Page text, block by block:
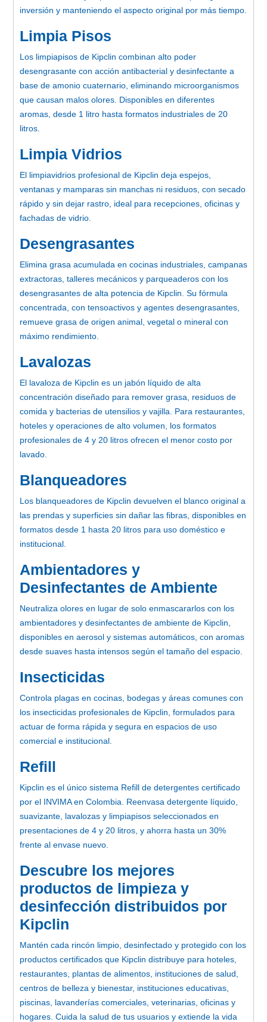
inversión y manteniendo el aspecto original por más tiempo.
Limpia Pisos
Los limpiapisos de Kipclin combinan alto poder
desengrasante con acción antibacterial y desinfectante a
base de amonio cuaternario, eliminando microorganismos
que causan malos olores. Disponibles en diferentes
aromas, desde 1 litro hasta formatos industriales de 20
litros.
Limpia Vidrios
El limpiavidrios profesional de Kipclin deja espejos,
ventanas y mamparas sin manchas ni residuos, con secado
rápido y sin dejar rastro, ideal para recepciones, oficinas y
fachadas de vidrio.
Desengrasantes
Elimina grasa acumulada en cocinas industriales, campanas
extractoras, talleres mecánicos y parqueaderos con los
desengrasantes de alta potencia de Kipclin. Su fórmula
concentrada, con tensoactivos y agentes desengrasantes,
remueve grasa de origen animal, vegetal o mineral con
máximo rendimiento.
Lavalozas
El lavaloza de Kipclin es un jabón líquido de alta
concentración diseñado para remover grasa, residuos de
comida y bacterias de utensilios y vajilla. Para restaurantes,
hoteles y operaciones de alto volumen, los formatos
profesionales de 4 y 20 litros ofrecen el menor costo por
lavado.
Blanqueadores
Los blanqueadores de Kipclin devuelven el blanco original a
las prendas y superficies sin dañar las fibras, disponibles en
formatos desde 1 hasta 20 litros para uso doméstico e
institucional.
Ambientadores y
Desinfectantes de Ambiente
Neutraliza olores en lugar de solo enmascararlos con los
ambientadores y desinfectantes de ambiente de Kipclin,
disponibles en aerosol y sistemas automáticos, con aromas
desde suaves hasta intensos según el tamaño del espacio.
Insecticidas
Controla plagas en cocinas, bodegas y áreas comunes con
los insecticidas profesionales de Kipclin, formulados para
actuar de forma rápida y segura en espacios de uso
comercial e institucional.
Refill
Kipclin es el único sistema Refill de detergentes certificado
por el INVIMA en Colombia. Reenvasa detergente líquido,
suavizante, lavalozas y limpiapisos seleccionados en
presentaciones de 4 y 20 litros, y ahorra hasta un 30%
frente al envase nuevo.
Descubre los mejores
productos de limpieza y
desinfección distribuidos por
Kipclin
Mantén cada rincón limpio, desinfectado y protegido con los
productos certificados que Kipclin distribuye para hoteles,
restaurantes, plantas de alimentos, instituciones de salud,
centros de belleza y bienestar, instituciones educativas,
piscinas, lavanderías comerciales, veterinarias, oficinas y
hogares. Cuida la salud de tus usuarios y extiende la vida